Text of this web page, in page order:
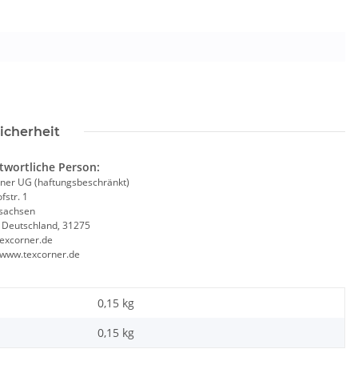
Person:
UG (haftungsbeschränkt)
1
31275
0,15 kg
0,15 kg